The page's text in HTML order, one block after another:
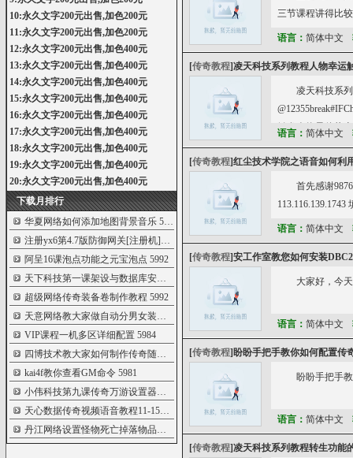
10:永久文字200元出售,加色200元
11:永久文字200元出售,加色200元
12:永久文字200元出售,加色400元
13:永久文字200元出售,加色400元
14:永久文字200元出售,加色400元
15:永久文字200元出售,加色400元
16:永久文字200元出售,加色400元
17:永久文字200元出售,加色400元
18:永久文字200元出售,加色400元
19:永久文字200元出售,加色400元
20:永久文字200元出售,加色400元
下载月排行
华夏网络如何添加地图背景音乐5998
注册yx6第4.7版防御网关[注册机]教程
5995
阿呈16课泡点功能之元宝泡点 5992
天下科技第一课架设与数据库安装(语音教
超级网络传奇装备卷制作教程 5992
天意网络教大家做自动分男女装备卷
VIP课程一机多区详细配置5984
四博技术教大家如何制作传奇随机属性神
5984
kai4f教你查看GM命令5981
小伟科技第九课传奇万游设置器的简单用
5978
天心数据传奇视频语音教程11-15添加游戏
5972
丹江网络设置怪物死亡掉落物品全服提示
5971
三节课程讲得比
语言： 简体中文
[传奇教程]凌天科技系列教程人物幸运
凌天科技系
触发人物最佳状态
语言： 简体中文
[传奇教程]红尘技术学院之语音如何利
首先感谢
语言： 简体中文
[传奇教程]安工作室教您如何安装
大家好，今
语言： 简体中文
[传奇教程] 盼盼手把手教你如何配置传
盼盼手把手
语言： 简体中文
[传奇教程]凌天科技系列教程转生功能